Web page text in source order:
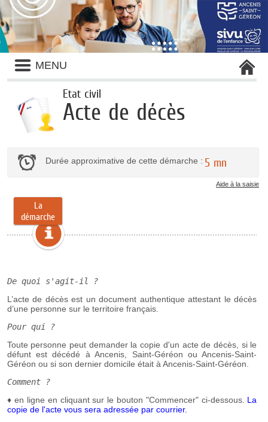
MENU
Etat civil
Acte de décès
Durée approximative de cette démarche : 5 mn
Aide à la saisie
La
démarche